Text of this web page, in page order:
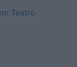
Teatro